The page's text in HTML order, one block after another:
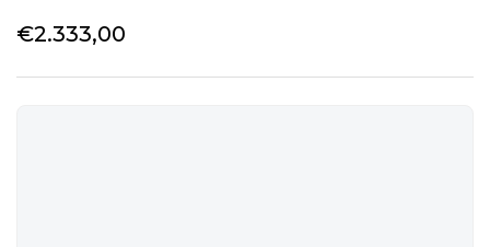
€2.333,00